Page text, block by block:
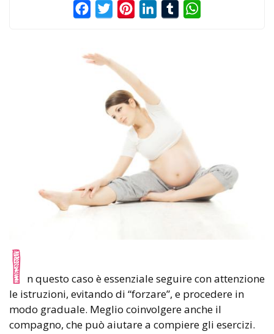
FacebookTwitterPinterestLinkedInTumblr
I n questo caso è essenziale seguire con attenzione
le istruzioni, evitando di “forzare”, e procedere in
modo graduale. Meglio coinvolgere anche il
compagno, che può aiutare a compiere gli esercizi.